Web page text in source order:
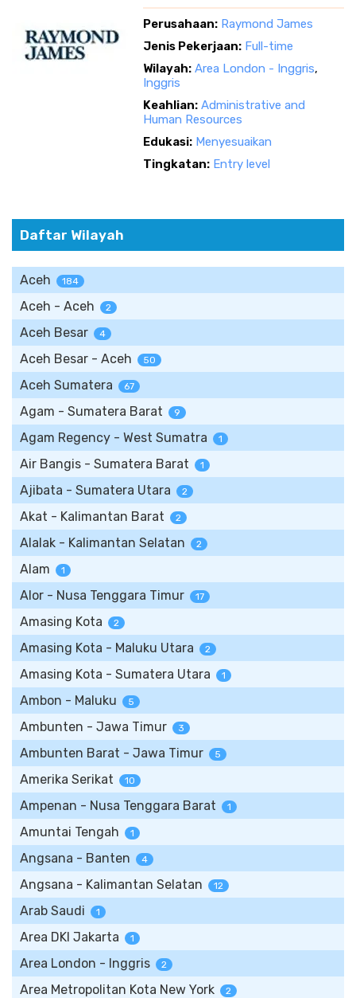
Perusahaan: Raymond James
Jenis Pekerjaan: Full-time
Wilayah: Area London - Inggris,
Inggris
Keahlian: Administrative and
Human Resources
Edukasi: Menyesuaikan
Tingkatan: Entry level
Daftar Wilayah
Aceh 184
Aceh - Aceh 2
Aceh Besar 4
Aceh Besar - Aceh 50
Aceh Sumatera 67
Agam - Sumatera Barat 9
Agam Regency - West Sumatra 1
Air Bangis - Sumatera Barat 1
Ajibata - Sumatera Utara 2
Akat - Kalimantan Barat 2
Alalak - Kalimantan Selatan 2
Alam 1
Alor - Nusa Tenggara Timur 17
Amasing Kota 2
Amasing Kota - Maluku Utara 2
Amasing Kota - Sumatera Utara 1
Ambon - Maluku 5
Ambunten - Jawa Timur 3
Ambunten Barat - Jawa Timur 5
Amerika Serikat 10
Ampenan - Nusa Tenggara Barat 1
Amuntai Tengah 1
Angsana - Banten 4
Angsana - Kalimantan Selatan 12
Arab Saudi 1
Area DKI Jakarta 1
Area London - Inggris 2
Area Metropolitan Kota New York 2